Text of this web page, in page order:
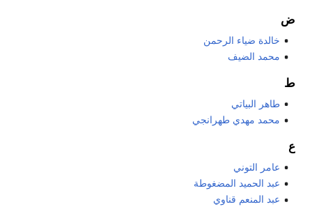
ض
خالدة ضياء الرحمن
محمد الضيف
ط
طاهر البياتي
محمد مهدي طهرانجي
ع
عامر التوني
عبد الحميد المضغوطة
عبد المنعم قناوي